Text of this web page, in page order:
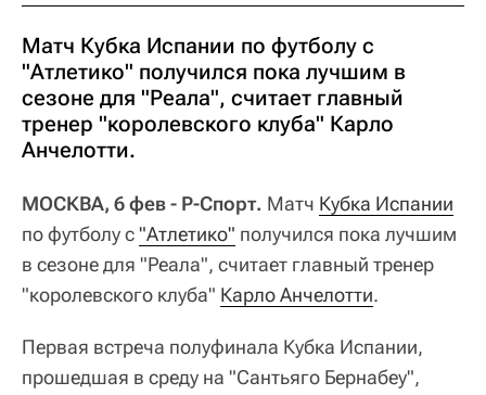
Матч Кубка Испании по футболу с
"Атлетико" получился пока лучшим в
сезоне для "Реала", считает главный
тренер "королевского клуба" Карло
Анчелотти.
МОСКВА, 6 фев - Р-Спорт. Матч Кубка Испании
по футболу с"Атлетико" получился пока лучшим
в сезоне для "Реала", считает главный тренер
"королевского клуба" Карло Анчелотти.
Первая встреча полуфинала Кубка Испании,
прошедшая в среду на "Сантьяго Бернабеу",